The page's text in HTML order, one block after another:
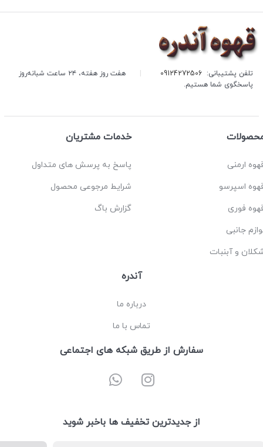
تلفن پشتیبانی: 09124272506
هفت روز هفته، ۲۴ ساعت شبانه‌روز
پاسخگوی شما هستیم.
ارمنی
اسپرسو
فوری
جانبی
و آبنبات
خدمات مشتریان
پاسخ به پرسش های متداول
شرایط مرجوعی محصول
گزارش باگ
آندره
درباره ما
تماس با ما
سفارش از طریق شبکه های اجتماعی
از جدیدترین تخفیف ها باخبر شوید